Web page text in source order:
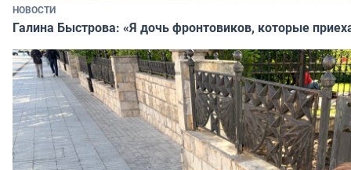
НОВОСТИ
Галина Быстрова: «Я дочь фронтовиков, которые